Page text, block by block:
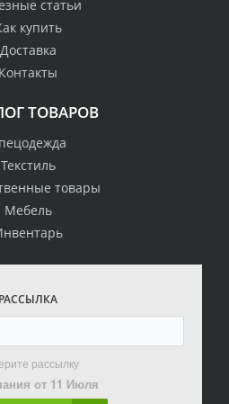
статьи
купить
Доставка
Контакты
ТОВАРОВ
Текстиль
товары
Мебель
РАССЫЛКА
рассылку
от 11 Июля